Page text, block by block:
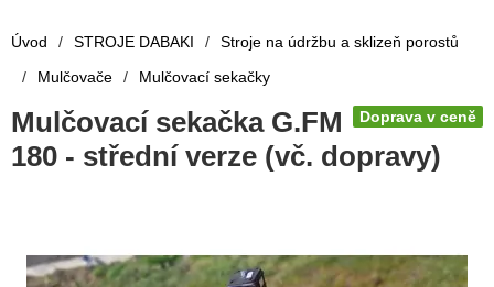
Úvod / STROJE DABAKI /
Stroje na údržbu a sklizeň porostů
/
Mulčovače / Mulčovací sekačky
Doprava v ceně
Mulčovací sekačka G.FM
180 - střední verze (vč. dopravy)